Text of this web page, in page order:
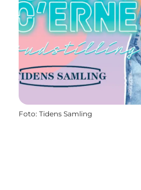
Foto: Tidens Samling